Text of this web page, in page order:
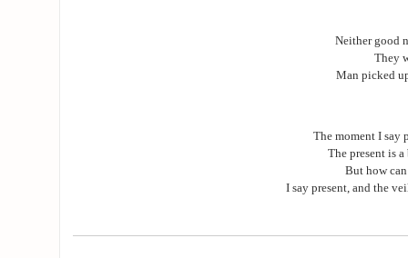
Neither good
They
Man picked
The moment I say
The present is
But how
I say present, and the